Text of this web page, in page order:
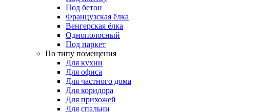
Под бетон
Французская ёлка
Венгерская ёлка
Однополосный
Под паркет
По типу помещения
Для кухни
Для офиса
Для частного дома
Для коридора
Для прихожей
Для спальни